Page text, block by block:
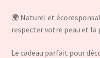
🌍 Naturel et
respecter votre peau et la
Le cadeau parfait pour